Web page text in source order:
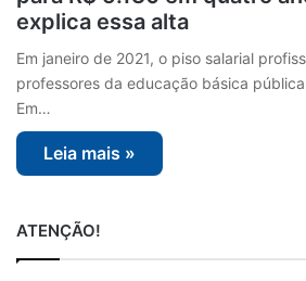
explica essa alta
Em janeiro de 2021, o piso salarial
professores da educação básica
Em…
Leia mais »
ATENÇÃO!